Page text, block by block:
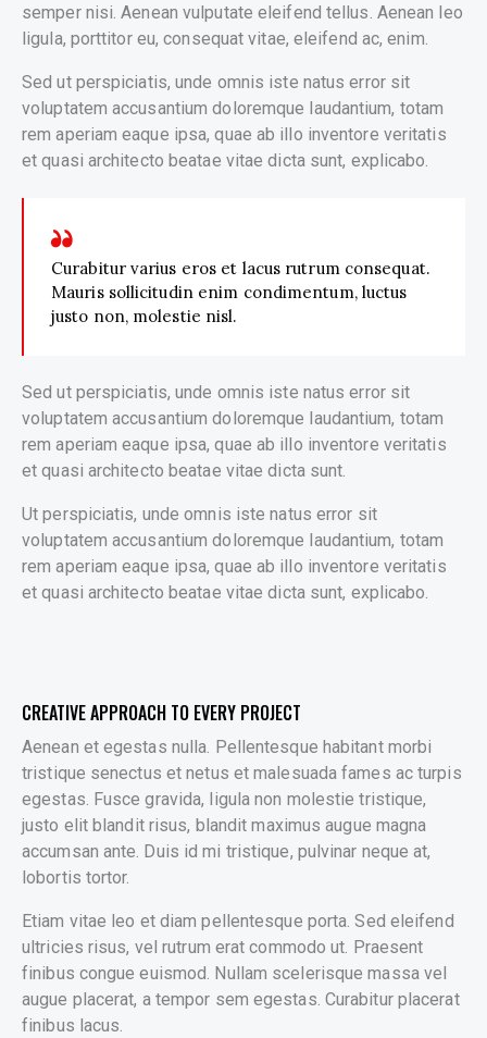
semper nisi. Aenean vulputate eleifend tellus. Aenean leo
ligula, porttitor eu, consequat vitae, eleifend ac, enim.
Sed ut perspiciatis, unde omnis iste natus error sit
voluptatem accusantium doloremque laudantium, totam
rem aperiam eaque ipsa, quae ab illo inventore veritatis
et quasi architecto beatae vitae dicta sunt, explicabo.
Curabitur varius eros et lacus rutrum consequat.
Mauris sollicitudin enim condimentum, luctus
justo non, molestie nisl.
Sed ut perspiciatis, unde omnis iste natus error sit
voluptatem accusantium doloremque laudantium, totam
rem aperiam eaque ipsa, quae ab illo inventore veritatis
et quasi architecto beatae vitae dicta sunt.
Ut perspiciatis, unde omnis iste natus error sit
voluptatem accusantium doloremque laudantium, totam
rem aperiam eaque ipsa, quae ab illo inventore veritatis
et quasi architecto beatae vitae dicta sunt, explicabo.
CREATIVE APPROACH TO EVERY PROJECT
Aenean et egestas nulla. Pellentesque habitant morbi
tristique senectus et netus et malesuada fames ac turpis
egestas. Fusce gravida, ligula non molestie tristique,
justo elit blandit risus, blandit maximus augue magna
accumsan ante. Duis id mi tristique, pulvinar neque at,
lobortis tortor.
Etiam vitae leo et diam pellentesque porta. Sed eleifend
ultricies risus, vel rutrum erat commodo ut. Praesent
finibus congue euismod. Nullam scelerisque massa vel
augue placerat, a tempor sem egestas. Curabitur placerat
finibus lacus.